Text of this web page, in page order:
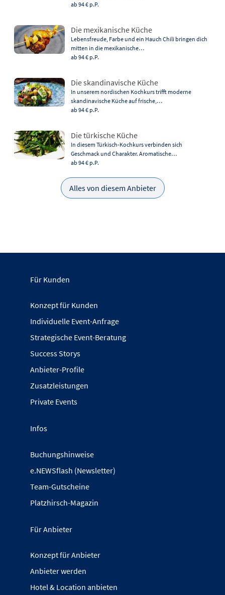
ab 94 € p.P.
Die mexikanische Küche
Lebensfreude, Farbe und ein Hauch Chili bringen dich
mitten in die mexikanische…
ab 94 € p.P.
Die skandinavische Küche
In unserem nordischen Kochkurs trifft moderne
skandinavische Küche auf frische,…
ab 94 € p.P.
Die türkische Küche
In diesem Türkisch-Kochkurs verbinden sich
Geschmack und Charakter. Aromatische…
ab 94 € p.P.
Alles von diesem Anbieter
Für Kunden
Konzept für Kunden
Individuelle Event-Anfrage
Strategische Event-Beratung
Success Storys
Anbieter-Profile
Zusatzleistungen
Private Events
Infos
Buchungshinweise
e.NEWSflash (Newsletter)
Team-Gutscheine
Platzhirsch-Magazin
Für Anbieter
Konzept für Anbieter
Anbieter werden
Hotel & Location anbieten